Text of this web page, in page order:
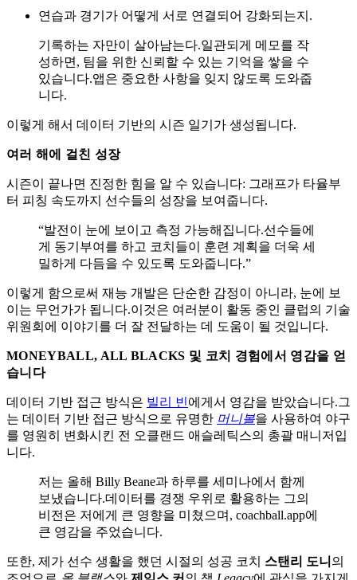
연습과 경기가 어떻게 서로 연결되어 강화되는지.
기록하는 자만이 살아남는다.일관되게 메모를 작
성하면, 팀을 위한 신뢰할 수 있는 기억을 쌓을 수
있습니다.앱은 중요한 사항을 잊지 않도록 도와줍
니다.
이렇게 해서 데이터 기반의 시즌 일기가 생성됩니다.
여러 해에 걸친 성장
시즌이 끝나면 진정한 힘을 알 수 있습니다: 그래프가 타율부
터 피칭 속도까지 선수들의 성장을 보여줍니다.
“발전이 눈에 보이고 측정 가능해집니다.선수들에
게 동기부여를 하고 코치들이 훈련 계획을 더욱 세
밀하게 다듬을 수 있도록 도와줍니다.”
이렇게 함으로써 재능 개발은 단순한 감정이 아니라, 눈에 보
이는 무언가가 됩니다.이것은 여러분이 활동 중인 클럽의 기술
위원회에 이야기를 더 잘 전달하는 데 도움이 될 것입니다.
MONEYBALL, ALL BLACKS 및 코치 경험에서 영감을 얻
습니다
데이터 기반 접근 방식은 빌리 빈에게서 영감을 받았습니다.그
는 데이터 기반 접근 방식으로 유명한 머니볼을 사용하여 야구
를 영원히 변화시킨 전 오클랜드 애슬레틱스의 총괄 매니저입
니다.
저는 올해 Billy Beane과 하루를 세미나에서 함께
보냈습니다.데이터를 경쟁 우위로 활용하는 그의
비전은 저에게 큰 영향을 미쳤으며, coachball.app에
큰 영감을 주었습니다.
또한, 제가 선수 생활을 했던 시절의 성공 코치 스탠리 도니 의